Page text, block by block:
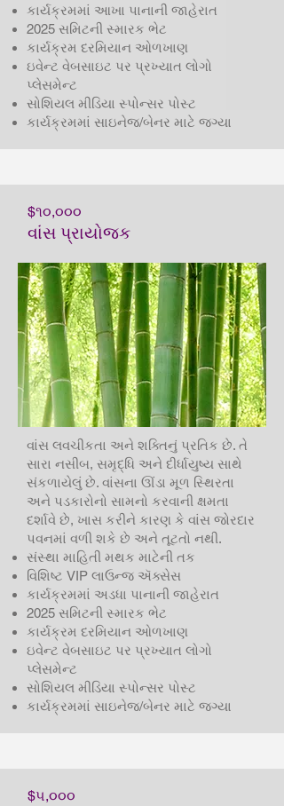
કાર્યક્રમમાં આખા પાનાની જાહેરાત
2025 સમિટની સ્મારક ભેટ
કાર્યક્રમ દરમિયાન ઓળખાણ
ઇવેન્ટ વેબસાઇટ પર પ્રખ્યાત લોગો
પ્લેસમેન્ટ
સોશિયલ મીડિયા સ્પોન્સર પોસ્ટ
કાર્યક્રમમાં સાઇનેજ/બેનર માટે જગ્યા
$૧૦,૦૦૦
વાંસ પ્રાયોજક
વાંસ લવચીકતા અને શક્તિનું પ્રતિક છે. તે
સારા નસીબ, સમૃદ્ધિ અને દીર્ધાયુષ્ય સાથે
સંકળાયેલું છે. વાંસના ઊંડા મૂળ સ્થિરતા
અને પડકારોનો સામનો કરવાની ક્ષમતા
દર્શાવે છે, ખાસ કરીને કારણ કે વાંસ જોરદાર
પવનમાં વળી શકે છે અને તૂટતો નથી.
સંસ્થા માહિતી મથક માટેની તક
વિશિષ્ટ VIP લાઉન્જ ઍક્સેસ
કાર્યક્રમમાં અડધા પાનાની જાહેરાત
2025 સમિટની સ્મારક ભેટ
કાર્યક્રમ દરમિયાન ઓળખાણ
ઇવેન્ટ વેબસાઇટ પર પ્રખ્યાત લોગો
પ્લેસમેન્ટ
સોશિયલ મીડિયા સ્પોન્સર પોસ્ટ
કાર્યક્રમમાં સાઇનેજ/બેનર માટે જગ્યા
$૫,૦૦૦